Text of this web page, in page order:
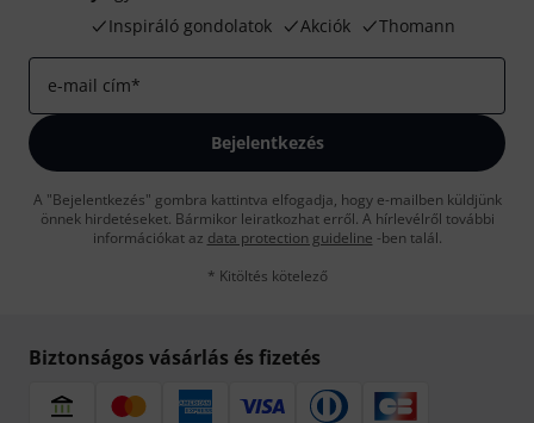
Inspiráló gondolatok
Akciók Thomann
e-mail cím*
Bejelentkezés
A "Bejelentkezés" gombra kattintva elfogadja, hogy e-mailben küldjünk
önnek hirdetéseket. Bármikor leiratkozhat erről. A hírlevélről további
információkat az data protection guideline -ben talál.
* Kitöltés kötelező
Biztonságos vásárlás és fizetés